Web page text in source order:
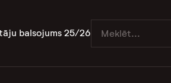
balsojums 25/26